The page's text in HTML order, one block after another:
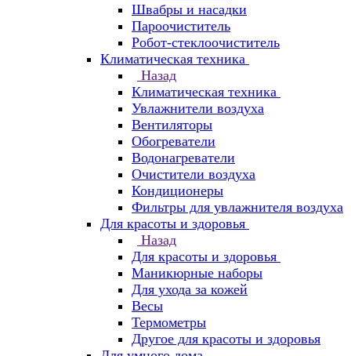
Швабры и насадки
Пароочиститель
Робот-стеклоочиститель
Климатическая техника
Назад
Климатическая техника
Увлажнители воздуха
Вентиляторы
Обогреватели
Водонагреватели
Очистители воздуха
Кондиционеры
Фильтры для увлажнителя воздуха
Для красоты и здоровья
Назад
Для красоты и здоровья
Маникюрные наборы
Для ухода за кожей
Весы
Термометры
Другое для красоты и здоровья